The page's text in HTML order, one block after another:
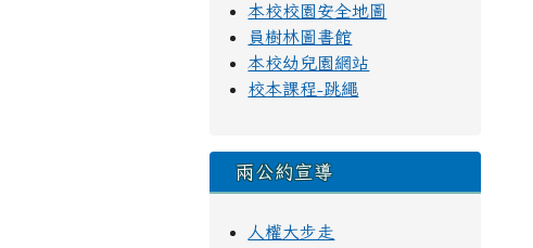
本校校園安全地圖
員樹林圖書館
本校幼兒園網站
校本課程-跳繩
兩公約宣導
人權大步走